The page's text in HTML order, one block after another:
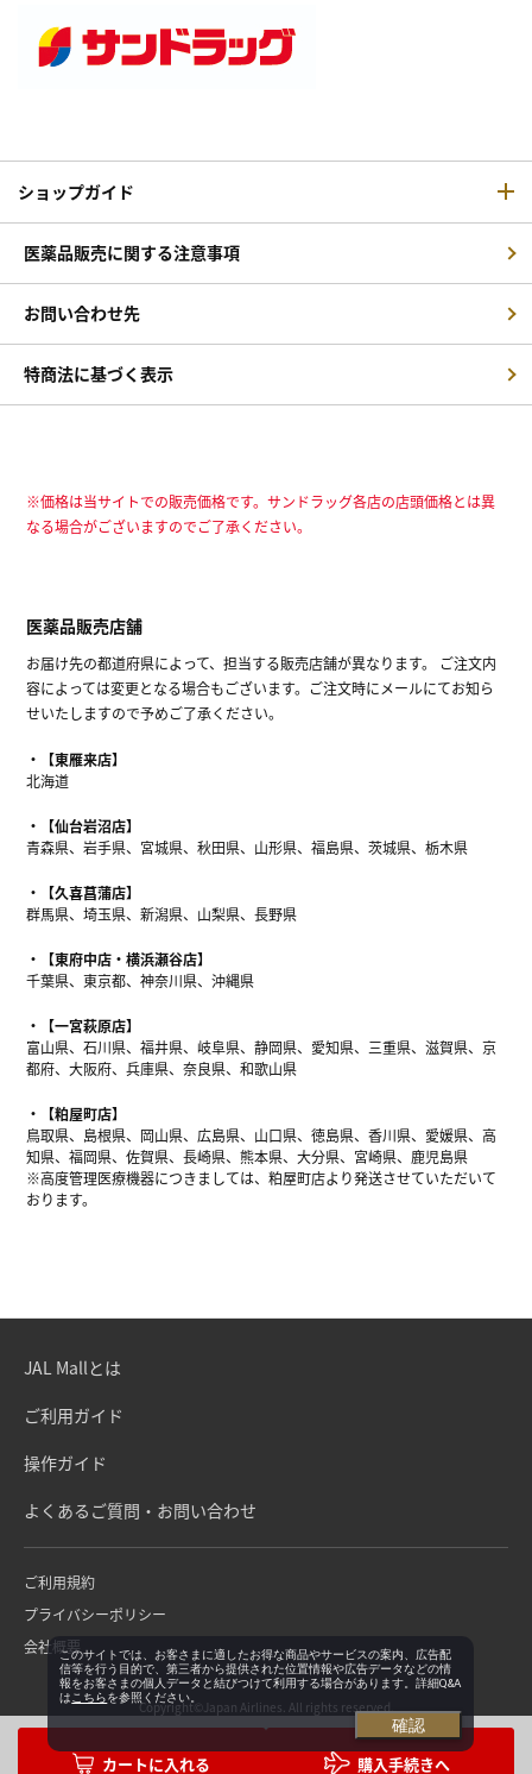
購入手続きへ
ショップガイド
医薬品販売に関する注意事項
お問い合わせ先
特商法に基づく表示
※価格は当サイトでの販売価格です。サンドラッグ各店の店頭価格とは異
なる場合がございますのでご了承ください。
医薬品販売店舗
お届け先の都道府県によって、担当する販売店舗が異なります。 ご注文内
容によっては変更となる場合もございます。ご注文時にメールにてお知ら
せいたしますので予めご了承ください。
【東雁来店】
北海道
【仙台岩沼店】
青森県、岩手県、宮城県、秋田県、山形県、福島県、茨城県、栃木県
【久喜菖蒲店】
群馬県、埼玉県、新潟県、山梨県、長野県
【東府中店・横浜瀬谷店】
千葉県、東京都、神奈川県、沖縄県
【一宮萩原店】
富山県、石川県、福井県、岐阜県、静岡県、愛知県、三重県、滋賀県、京
都府、大阪府、兵庫県、奈良県、和歌山県
【粕屋町店】
鳥取県、島根県、岡山県、広島県、山口県、徳島県、香川県、愛媛県、高
知県、福岡県、佐賀県、長崎県、熊本県、大分県、宮崎県、鹿児島県
※高度管理医療機器につきましては、粕屋町店より発送させていただいて
おります。
JAL Mallとは
ご利用ガイド
操作ガイド
よくあるご質問・お問い合わせ
ご利用規約
プライバシーポリシー
会社概要
Copyright©Japan Airlines. All rights reserved.
このサイトでは、お客さまに適したお得な商品やサービスの案内、広告配
信等を行う目的で、第三者から提供された位置情報や広告データなどの情
報をお客さまの個人データと結びつけて利用する場合があります。詳細Q&A
は こちらを参照ください。
確認